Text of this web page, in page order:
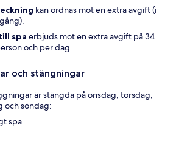
kan ordnas mot en extra avgift (i
spa erbjuds mot en extra avgift på 34
och per dag.
och stängningar
är stängda på onsdag, torsdag,
och söndag:
spa